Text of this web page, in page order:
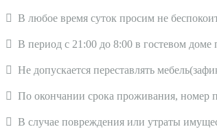
 В любое время суток просим не
 В период с 21:00 до 8:00 в гостевом доме
 Не допускается переставлять
 По окончании срока проживания, номер
 В случае повреждения или утраты